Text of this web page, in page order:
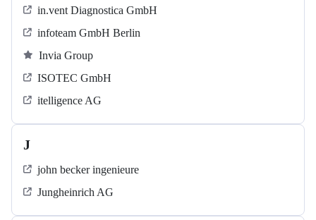
in.vent Diagnostica GmbH
infoteam GmbH Berlin
Invia Group
ISOTEC GmbH
itelligence AG
J
john becker ingenieure
Jungheinrich AG